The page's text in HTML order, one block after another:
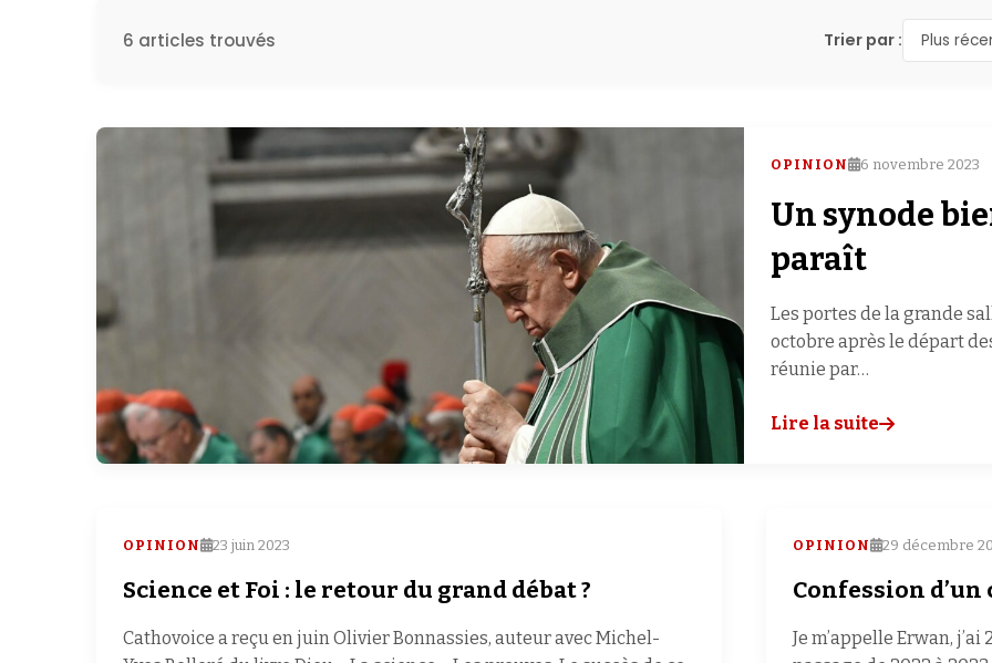
6 articles trouvés Trier par : Plus
OPINION 6 novembre 2023
Un synode
paraît
Les portes de la grande
octobre après le départ
réunie par…
Lire la suite
OPINION 23 juin 2023
Science et Foi : le retour du grand débat ?
Cathovoice a reçu en juin Olivier Bonnassies, auteur avec Michel-
OPINION 29 décembre
Confession
Je m’appelle Erwan,